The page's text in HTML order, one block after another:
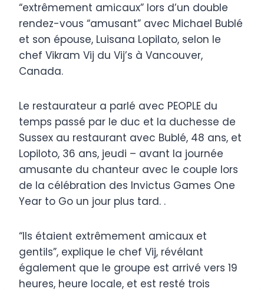
“extrêmement amicaux” lors d’un double
rendez-vous “amusant” avec Michael Bublé
et son épouse, Luisana Lopilato, selon le
chef Vikram Vij du Vij’s à Vancouver,
Canada.
Le restaurateur a parlé avec PEOPLE du
temps passé par le duc et la duchesse de
Sussex au restaurant avec Bublé, 48 ans, et
Lopiloto, 36 ans, jeudi – avant la journée
amusante du chanteur avec le couple lors
de la célébration des Invictus Games One
Year to Go un jour plus tard. .
“Ils étaient extrêmement amicaux et
gentils”, explique le chef Vij, révélant
également que le groupe est arrivé vers 19
heures, heure locale, et est resté trois